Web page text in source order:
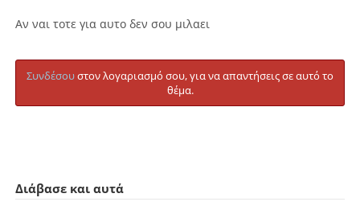
Αν ναι τοτε για αυτο δεν σου μιλαει
Συνδέσουστον λογαριασμό σου, για να απαντήσεις σε αυτό το
θέμα.
Διάβασε και αυτά